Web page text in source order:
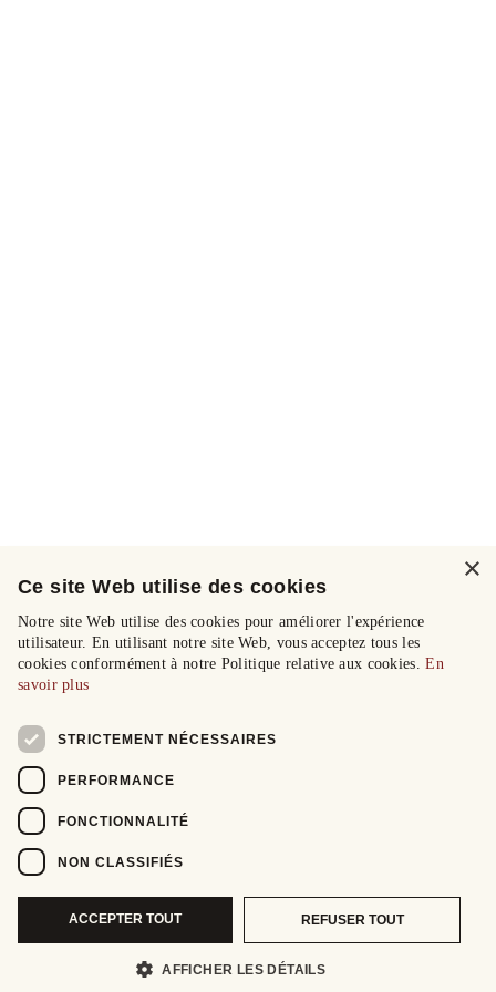
×
Ce site Web utilise des cookies
Notre site Web utilise des cookies pour améliorer l'expérience
utilisateur. En utilisant notre site Web, vous acceptez tous les
cookies conformément à notre Politique relative aux cookies.En
savoir plus
STRICTEMENT NÉCESSAIRES
PERFORMANCE
FONCTIONNALITÉ
NON CLASSIFIÉS
ACCEPTER TOUT REFUSER TOUT
AFFICHER LES DÉTAILS